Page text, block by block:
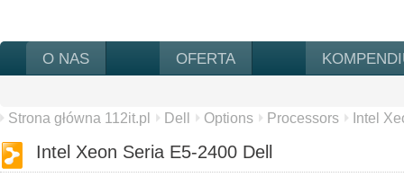
O NAS OFERTA
Strona główna 112it.pl Dell Options Processors Intel
Intel Xeon Seria E5-2400 Dell